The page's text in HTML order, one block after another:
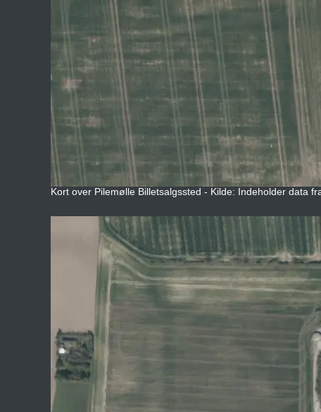
Kort over Pilemølle Billetsalgssted - Kilde: Indeholder data